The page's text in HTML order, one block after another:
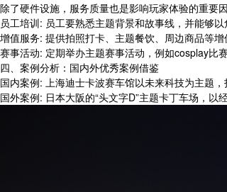
除了硬件设施，服务质量也是影响玩家体验的重要因
员工培训: 员工要熟悉主题背景和故事线，并能够
增值服务: 提供拍照打卡、主题餐饮、周边商品等
赛事活动: 定期举办主题赛事活动，例如cosplay比
四、案例分析：国内外优秀案例借鉴
国内案例: 上海迪士卡波赛车馆以未来科技为主题
国外案例: 日本大阪的“头文字D”主题卡丁车场，